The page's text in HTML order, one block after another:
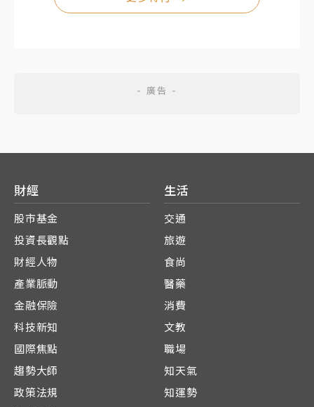
財經
股市基金
投資長觀點
財經人物
產業脈動
金融保險
科技新知
國際焦點
趨勢大師
政策法規
生活
交通
旅遊
食尚
醫藥
消費
文教
職場
知天氣
知運勢